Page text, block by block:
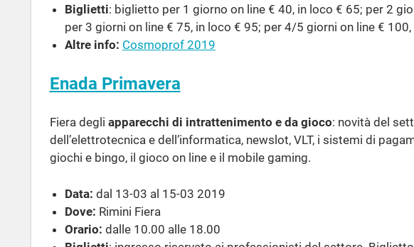
Biglietti: biglietto per 1 giorno on line € 40, in loco € 65; per 2
per 3 giorni on line € 75, in loco € 95; per 4/5 giorni on line €
Altre info: Cosmoprof 2019
Enada Primavera
Fiera degli apparecchi di intrattenimento e da gioco: novità del
dell’elettrotecnica e dell’informatica, newslot, VLT, i sistemi di
giochi e bingo, il gioco on line e il mobile gaming.
Data: dal 13-03 al 15-03 2019
Dove: Rimini Fiera
Orario: dalle 10.00 alle 18.00